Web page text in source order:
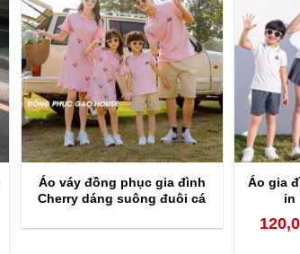
đến
320,000đ
Áo váy đồng phục gia đình
Cherry dáng suông đuôi cá
Áo gia
in